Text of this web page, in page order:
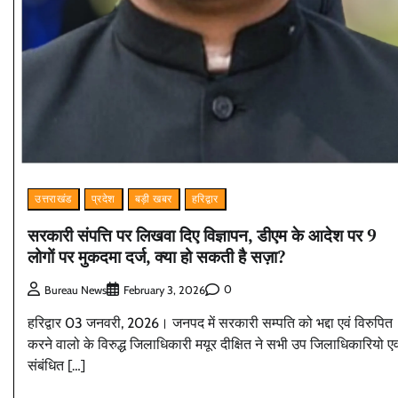
उत्तराखंड प्रदेश बड़ी खबर हरिद्वार
सरकारी संपत्ति पर लिखवा दिए विज्ञापन, डीएम के आदेश पर 9
लोगों पर मुकदमा दर्ज, क्या हो सकती है सज़ा?
Bureau News February 3, 2026 0
हरिद्वार 03 जनवरी, 2026। जनपद में सरकारी सम्पति को भद्दा एवं विरुपित
करने वालो के विरुद्ध जिलाधिकारी मयूर दीक्षित ने सभी उप जिलाधिकारियो
संबंधित […]